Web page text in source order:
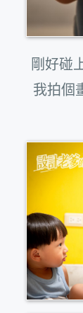
剛好碰
我拍個